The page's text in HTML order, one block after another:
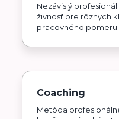
Nezávislý
živnosť pre rôznych
pracovného pomeru.
Coaching
Metóda